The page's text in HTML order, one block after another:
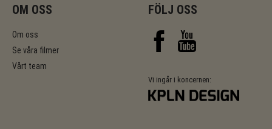
OM OSS
Om oss
Se våra filmer
Vårt team
FÖLJ OSS
Vi ingår i koncernen: